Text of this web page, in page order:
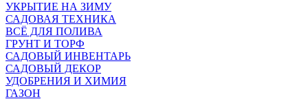
УКРЫТИЕ НА ЗИМУ
САДОВАЯ ТЕХНИКА
ВСЁ ДЛЯ ПОЛИВА
ГРУНТ И ТОРФ
САДОВЫЙ ИНВЕНТАРЬ
САДОВЫЙ ДЕКОР
УДОБРЕНИЯ И ХИМИЯ
ГАЗОН